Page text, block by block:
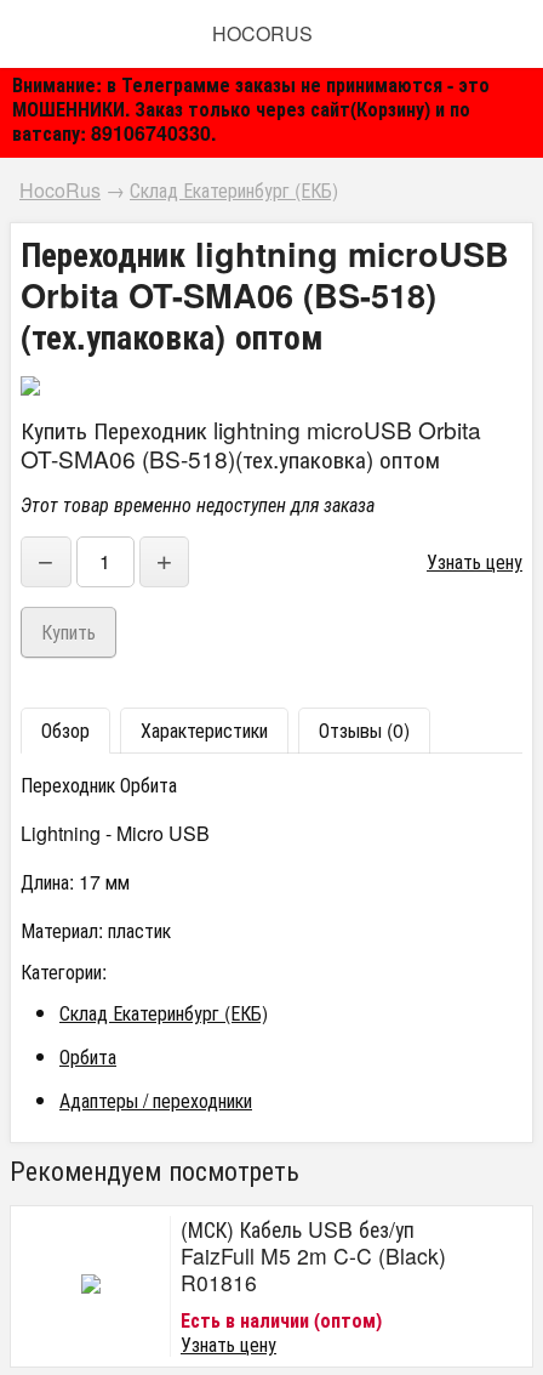
Внимание: в Телеграмме заказы не принимаются - это
МОШЕННИКИ. Заказ только через сайт(Корзину) и по
ватсапу: 89106740330.
HOCORUS
HocoRus → Склад Екатеринбург (ЕКБ)
Переходник lightning microUSB
Orbita OT-SMA06 (BS-518)
(тех.упаковка) оптом
Купить Переходник lightning microUSB Orbita
OT-SMA06 (BS-518)(тех.упаковка) оптом
Этот товар временно недоступен для заказа
− + Узнать цену
Обзор Характеристики
Отзывы (0)
Переходник Орбита
Lightning - Micro USB
Длина: 17 мм
Материал: пластик
Категории:
Склад Екатеринбург (ЕКБ)
Орбита
Адаптеры / переходники
Рекомендуем посмотреть
(МСК) Кабель USB без/уп
FaizFull M5 2m C-C (Black)
R01816
Есть в наличии (оптом)
Узнать цену